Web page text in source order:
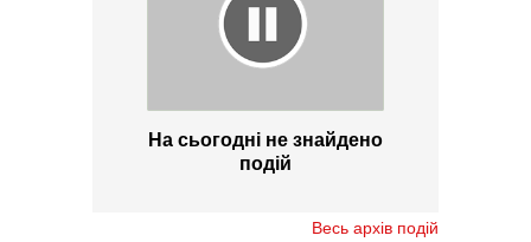
На сьогодні не знайдено
подій
Весь архів подій